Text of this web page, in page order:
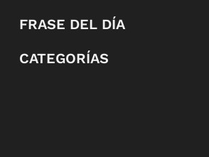
FRASE DEL DÍA
CATEGORÍAS